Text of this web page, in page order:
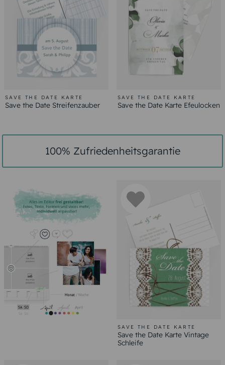
SAVE THE DATE KARTE
Save the Date Streifenzauber
SAVE THE DATE KARTE
Save the Date Karte Efeulocken
100% Zufriedenheitsgarantie
SAVE THE DATE KARTE
Save the Date Karte Vintage
Schleife